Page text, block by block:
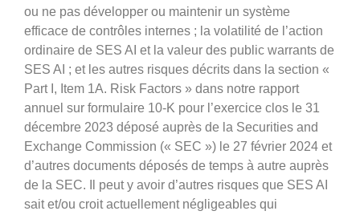
ou ne pas développer ou maintenir un système
efficace de contrôles internes ; la volatilité de l’action
ordinaire de SES AI et la valeur des public warrants de
SES AI ; et les autres risques décrits dans la section «
Part I, Item 1A. Risk Factors » dans notre rapport
annuel sur formulaire 10-K pour l’exercice clos le 31
décembre 2023 déposé auprès de la Securities and
Exchange Commission (« SEC ») le 27 février 2024 et
d’autres documents déposés de temps à autre auprès
de la SEC. Il peut y avoir d’autres risques que SES AI
sait et/ou croit actuellement négligeables qui